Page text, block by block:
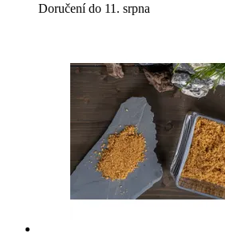
Doručení do 11. srpna